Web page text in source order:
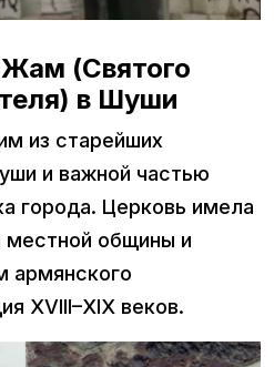
(Святого
в Шуши
из старейших
и важной частью
города. Церковь имела
местной общины и
армянского
XVIII–XIX веков.